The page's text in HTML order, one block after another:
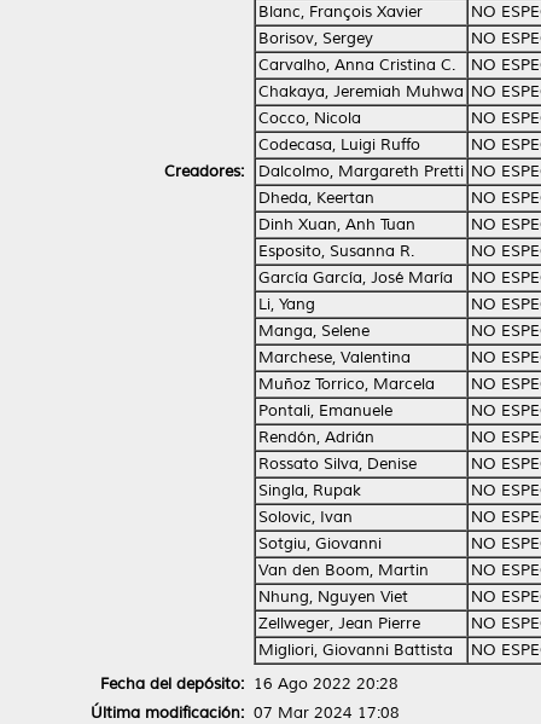
Creadores:
Blanc, François Xavier
NO
Borisov, Sergey
NO
Carvalho, Anna Cristina C.
NO
Chakaya, Jeremiah Muhwa NO
Cocco, Nicola
NO
Codecasa, Luigi Ruffo
NO
Dalcolmo, Margareth Pretti NO
Dheda, Keertan
NO
Dinh Xuan, Anh Tuan
NO
Esposito, Susanna R.
NO
García García, José María
NO
Li, Yang
NO
Manga, Selene
NO
Marchese, Valentina
NO
Muñoz Torrico, Marcela
NO
Pontali, Emanuele
NO
Rendón, Adrián
NO
Rossato Silva, Denise
NO
Singla, Rupak
NO
Solovic, Ivan
NO
Sotgiu, Giovanni
NO
Van den Boom, Martin
NO
Nhung, Nguyen Viet
NO
Zellweger, Jean Pierre
NO
Migliori, Giovanni Battista
NO
Fecha del depósito: 16 Ago 2022 20:28
Última modificación: 07 Mar 2024 17:08